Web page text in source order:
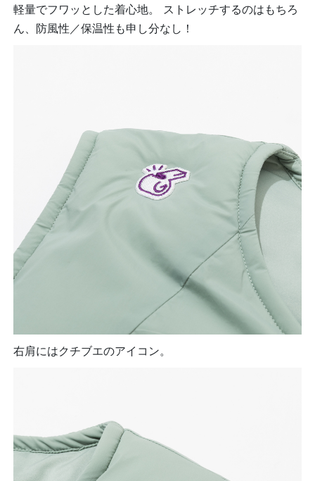
軽量でフワッとした着心地。 ストレッチするのはもちろ
ん、防風性／保温性も申し分なし！
右肩にはクチブエのアイコン。